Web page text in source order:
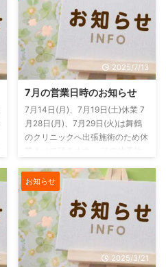
らない場合もありますのでその場
合には、ご連絡はLINE または お
問い合わせフォーム からお願い
します。
2025/7/13
7月の営業日時のお知らせ
7月14日(月)、7月19日(土)休業 7
月28日(月)、7月29日(火)は舞鶴
のクリニックへ出張施術のため休
ていただく場合もありますのでご
予約の方はお早めにご連絡をお願
いいたします。 電話がつながら
ない場合もありますのでその場合
には、ご連絡はLINE または お問
い合わせフォーム からお願いし
ます。
お知らせ
2025/3/21